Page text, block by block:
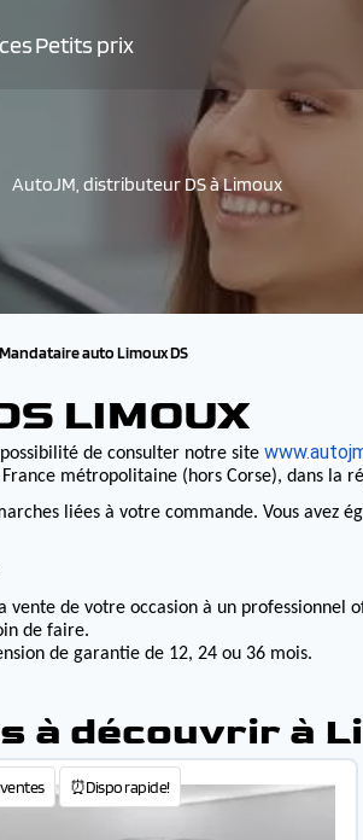
Petits prix
AutoJM, distributeur DS à Limoux
Mandataire auto Limoux DS
LIMOUX
possibilité de consulter notre site
métropolitaine (hors Corse), dans la
liées à votre commande. Vous
vente de votre occasion à un
de faire.
de garantie de 12, 24 ou 36 mois.
à découvrir à
⏰Dispo rapide!